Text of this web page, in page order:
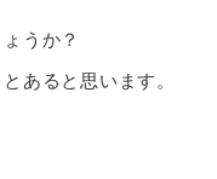
うか？
あると思います。